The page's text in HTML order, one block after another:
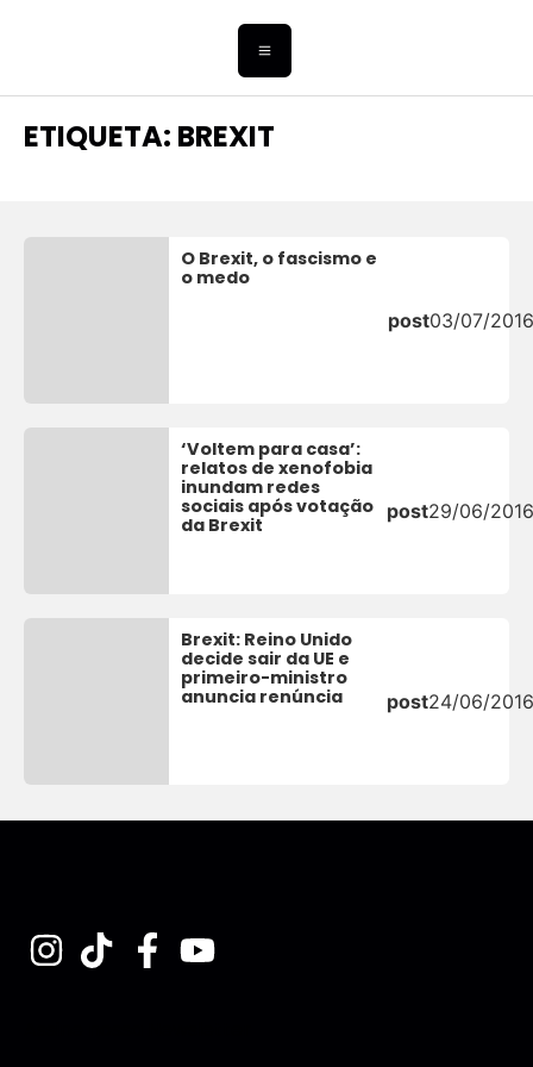
ETIQUETA: BREXIT
O Brexit, o fascismo e
o medo
post03/07/2016
‘Voltem para casa’:
relatos de xenofobia
inundam redes
sociais após votação
da Brexit
post29/06/
Brexit: Reino Unido
decide sair da UE e
primeiro-ministro
anuncia renúncia
post24/06/